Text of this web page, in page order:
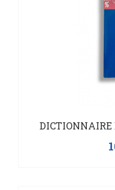
DICTIONNAIRE